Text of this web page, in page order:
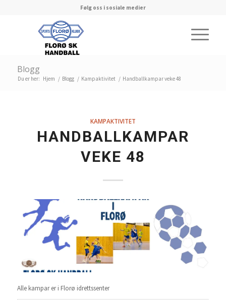
Følg oss i sosiale medier
Blogg
Du er her: Hjem / Blogg / Kampaktivitet / Handballkampar veke 48
KAMPAKTIVITET
HANDBALLKAMPAR
VEKE 48
Alle kampar er i Florø idrettssenter